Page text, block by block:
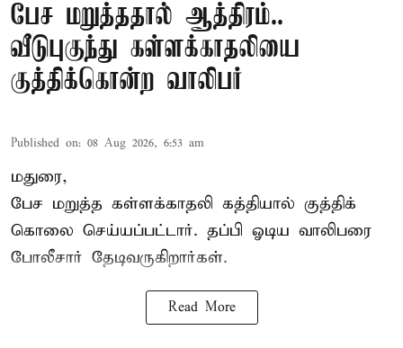
பேச மறுத்ததால் ஆத்திரம்..
வீடுபுகுந்து கள்ளக்காதலியை
குத்திக்கொன்ற வாலிபர்
Published on: 08 Aug 2026, 6:53 am
மதுரை,
பேச மறுத்த கள்ளக்காதலி கத்தியால் குத்திக்
கொலை செய்யப்பட்டார். தப்பி ஓடிய வாலிபரை
போலீசார் தேடிவருகிறார்கள்.
Read More